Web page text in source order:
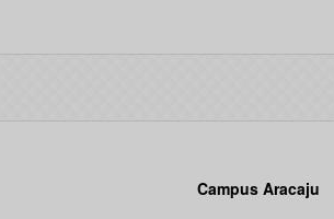
Campus Aracaju